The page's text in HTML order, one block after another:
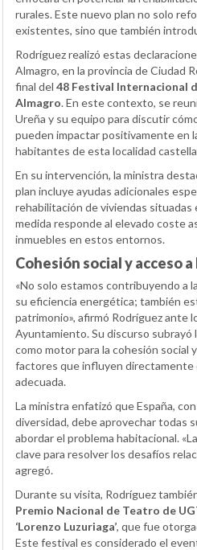
rurales. Este nuevo plan no solo
existentes, sino que también
Rodríguez realizó estas
Almagro, en la provincia de Ciudad
final del 48 Festival Internacional
Almagro. En este contexto, se
Ureña y su equipo para discutir
pueden impactar positivamente en
habitantes de esta localidad
En su intervención, la ministra
plan incluye ayudas adicionales
rehabilitación de viviendas situadas
medida responde al elevado coste
inmuebles en estos entornos.
Cohesión social y acceso
«No solo estamos contribuyendo a
su eficiencia energética; también
patrimonio», afirmó Rodríguez ante
Ayuntamiento. Su discurso subrayó
como motor para la cohesión social
factores que influyen directamente
adecuada.
La ministra enfatizó que España,
diversidad, debe aprovechar todas
abordar el problema habitacional.
clave para resolver los desafíos
agregó.
Durante su visita, Rodríguez
Premio Nacional de Teatro de
‘Lorenzo Luzuriaga’, que fue
Este festival es considerado el